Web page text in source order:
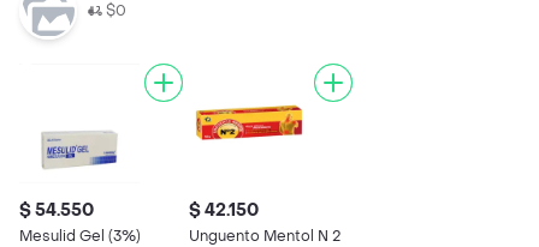
$0
$ 54.550
Mesulid Gel (3%)
$ 42.150
Unguento Mentol N 2